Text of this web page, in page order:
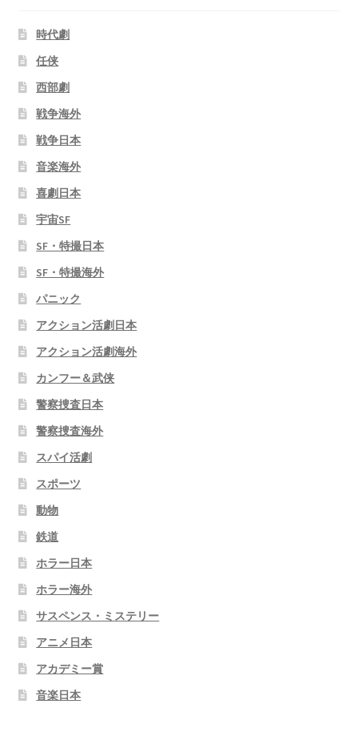
時代劇
任侠
西部劇
戦争海外
戦争日本
音楽海外
喜劇日本
宇宙SF
SF・特撮日本
SF・特撮海外
パニック
アクション活劇日本
アクション活劇海外
カンフー＆武侠
警察捜査日本
警察捜査海外
スパイ活劇
スポーツ
動物
鉄道
ホラー日本
ホラー海外
サスペンス・ミステリー
アニメ日本
アカデミー賞
音楽日本